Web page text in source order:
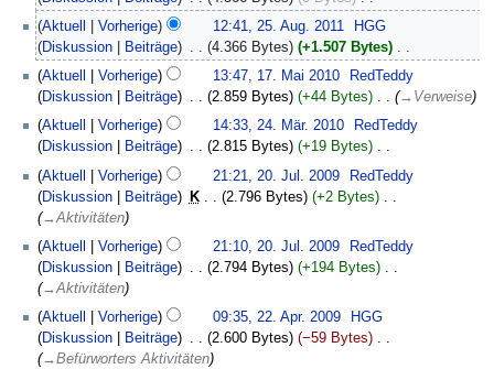
2011
K
e
i
n
e
B
e
r
b
e
i
t
u
n
g
s
Aktuell Vorherige 12:41, 25. Aug. 2011
HGG
Diskussion
Beiträge 4.366 Bytes +1.507 Bytes ‎
K
e
n
e
B
e
a
b
e
i
t
u
n
17.
Mai
Aktuell Vorherige 13:47, 17. Mai 2010
RedTeddy
Diskussion
Beiträge 2.859 Bytes +44 Bytes ‎ →‎Verweise
24.
März
Aktuell Vorherige 14:33, 24. Mär. 2010
RedTeddy
Diskussion
Beiträge 2.815 Bytes +19 Bytes ‎
K
e
n
e
B
e
a
r
b
Juli
2009
Aktuell Vorherige 21:21, 20. Jul. 2009
RedTeddy
Diskussion
Beiträge K 2.796 Bytes +2 Bytes ‎
→‎Aktivitäten
Aktuell
Vorherige 21:10, 20. Jul. 2009
RedTeddy
Diskussion
Beiträge 2.794 Bytes +194 Bytes ‎
→‎Aktivitäten
22.
April
2009
Aktuell Vorherige 09:35, 22. Apr. 2009
HGG
Diskussion
Beiträge 2.600 Bytes −59 Bytes ‎
→‎Befürworters Aktivitäten